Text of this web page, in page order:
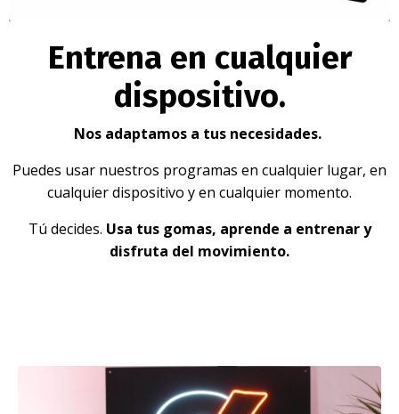
Entrena en cualquier
dispositivo.
Nos adaptamos a tus necesidades.
Puedes usar nuestros programas en cualquier lugar, en
cualquier dispositivo y en cualquier momento.
Tú decides. Usa tus gomas, aprende a entrenar y
disfruta del movimiento.